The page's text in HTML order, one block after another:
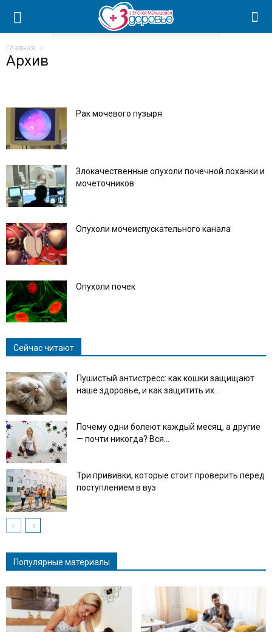
Главная
Архив
Рак мочевого пузыря
Злокачественные опухоли почечной лоханки и
мочеточников
Опухоли мочеиспускательного канала
Опухоли почек
Сейчас читают
Пушистый антистресс: как кошки защищают
наше здоровье, и как защитить их...
Почему одни болеют каждый месяц, а другие
— почти никогда? Вся...
Три прививки, которые стоит проверить перед
поступлением в вуз
Популярные материалы